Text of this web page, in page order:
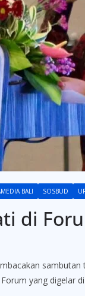
BALI SOSBUD
di
yang digelar